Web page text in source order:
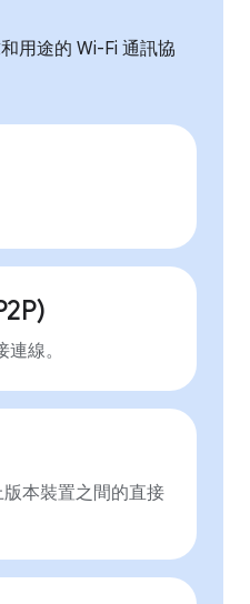
用途的 Wi-Fi 通訊協
線。
本裝置之間的直接